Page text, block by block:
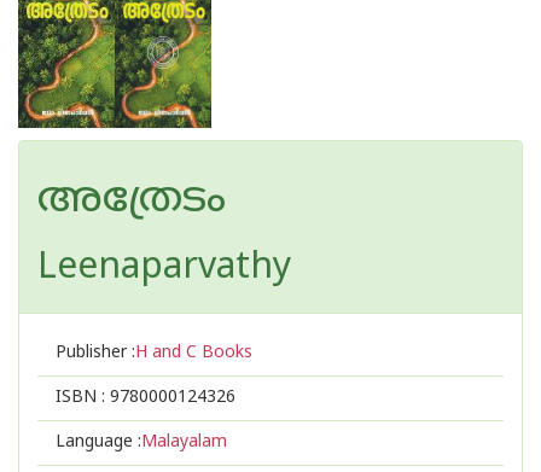
അത്രേടം
Leenaparvathy
Publisher :H and C Books
ISBN : 9780000124326
Language :Malayalam